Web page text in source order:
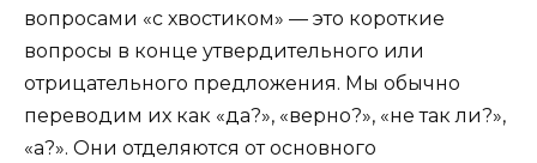
вопросами «с хвостиком» — это короткие
вопросы в конце утвердительного или
отрицательного предложения. Мы обычно
переводим их как «да?», «верно?», «не так ли?»,
«а?». Они отделяются от основного